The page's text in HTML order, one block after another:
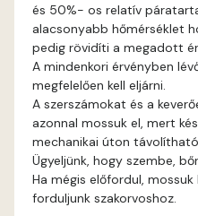
és 50%- os relatív
alacsonyabb hőmérséklet
pedig rövidíti a megadott
A mindenkori érvényben
megfelelően kell eljárni.
A szerszámokat és a
azonnal mossuk el, mert
mechanikai úton
Ügyeljünk, hogy szembe,
Ha mégis előfordul,
forduljunk szakorvoshoz.